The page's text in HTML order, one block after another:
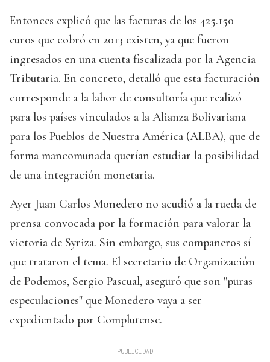
Entonces explicó que las facturas de los 425.150
euros que cobró en 2013 existen, ya que fueron
ingresados en una cuenta fiscalizada por la Agencia
Tributaria. En concreto, detalló que esta facturación
corresponde a la labor de consultoría que realizó
para los países vinculados a la Alianza Bolivariana
para los Pueblos de Nuestra América (ALBA), que de
forma mancomunada querían estudiar la posibilidad
de una integración monetaria.
Ayer Juan Carlos Monedero no acudió a la rueda de
prensa convocada por la formación para valorar la
victoria de Syriza. Sin embargo, sus compañeros sí
que trataron el tema. El secretario de Organización
de Podemos, Sergio Pascual, aseguró que son "puras
especulaciones" que Monedero vaya a ser
expedientado por Complutense.